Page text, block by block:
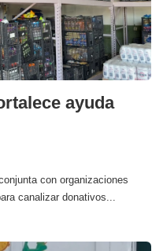
ayuda
con organizaciones
canalizar donativos...